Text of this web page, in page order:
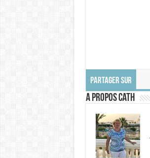
PARTAGER SUR
A propos Cath